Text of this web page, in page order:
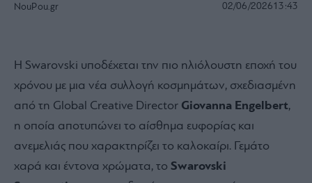
NouPou.gr 02/06/202613:43
Η Swarovski υποδέχεται την πιο ηλιόλουστη εποχή του
χρόνου με μια νέα συλλογή κοσμημάτων, σχεδιασμένη
από τη Global Creative Director Giovanna Engelbert,
η οποία αποτυπώνει το αίσθημα ευφορίας και
ανεμελιάς που χαρακτηρίζει το καλοκαίρι. Γεμάτο
χαρά και έντονα χρώματα, το Swarovski